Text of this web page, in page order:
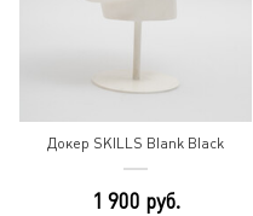
Докер SKILLS Blank Black
1 900 руб.